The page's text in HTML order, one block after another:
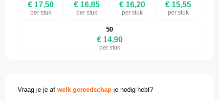
€ 17,50
per stuk
€ 16,85
per stuk
€ 16,20
per stuk
€ 15,55
per stuk
50
€ 14,90
per stuk
Vraag je je afwelk gereedschap je nodig hebt?